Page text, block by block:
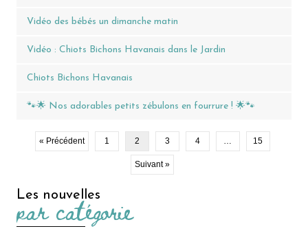
Vidéo des bébés un dimanche matin
Vidéo : Chiots Bichons Havanais dans le Jardin
Chiots Bichons Havanais
🐾🌟 Nos adorables petits zébulons en fourrure ! 🌟🐾
« Précédent 1 2 3 4 … 15
Suivant »
Les nouvelles
par catégorie